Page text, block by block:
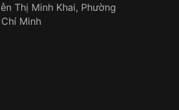
Sử dụng năng lượng điện từ pin
động.
trữ năng lượng điện dư thừa để
Thị Minh Khai, Phường
Minh